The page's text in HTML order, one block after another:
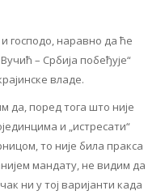
господо, наравно да ће
– Србија побеђује“
владе.
да, поред тога што није
и „истресати“
то није била пракса
мандату, не видим да
ни у тој варијанти када